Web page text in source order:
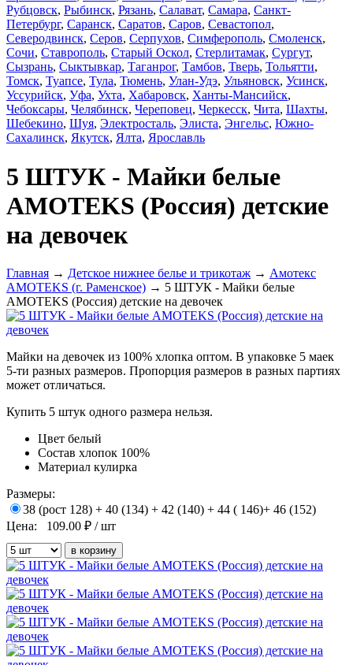
Рубцовск, Рыбинск, Рязань, Салават, Самара, Санкт-
Петербург, Саранск, Саратов, Саров, Севастопол,
Северодвинск, Серов, Серпухов, Симферополь, Смоленск,
Сочи, Ставрополь, Старый Оскол, Стерлитамак, Сургут,
Сызрань, Сыктывкар, Таганрог, Тамбов, Тверь, Тольятти,
Томск, Туапсе, Тула, Тюмень, Улан-Удэ, Ульяновск, Усинск,
Уссурийск, Уфа, Ухта, Хабаровск, Ханты-Мансийск,
Чебоксары, Челябинск, Череповец, Черкесск, Чита, Шахты,
Шебекино, Шуя, Электросталь, Элиста, Энгельс, Южно-
Сахалинск, Якутск, Ялта, Ярославль
5 ШТУК - Майки белые
AMOTEKS (Россия) детские
на девочек
Главная → Детское нижнее белье и трикотаж → Амотекс
AMOTEKS (г. Раменское) → 5 ШТУК - Майки белые
AMOTEKS (Россия) детские на девочек
Майки на девочек из 100% хлопка оптом. В упаковке 5 маек
5-ти разных размеров. Пропорция размеров в разных партиях
может отличаться.
Купить 5 штук одного размера нельзя.
Цвет белый
Состав хлопок 100%
Материал кулирка
Размеры:
38 (рост 128) + 40 (134) + 42 (140) + 44 ( 146)+ 46 (152)
Цена:
109.00 ₽ / шт